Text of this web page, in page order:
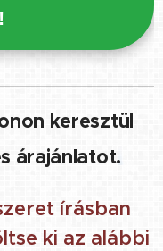
keresztül
árajánlatot.
írásban
ki az alábbi